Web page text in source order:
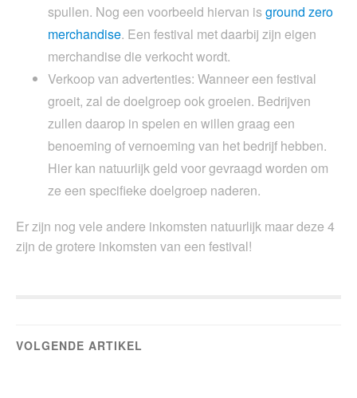
spullen. Nog een voorbeeld hiervan isground zero
merchandise. Een festival met daarbij zijn eigen
merchandise die verkocht wordt.
Verkoop van advertenties: Wanneer een festival
groeit, zal de doelgroep ook groeien. Bedrijven
zullen daarop in spelen en willen graag een
benoeming of vernoeming van het bedrijf hebben.
Hier kan natuurlijk geld voor gevraagd worden om
ze een specifieke doelgroep naderen.
Er zijn nog vele andere inkomsten natuurlijk maar deze 4
zijn de grotere inkomsten van een festival!
VOLGENDE ARTIKEL